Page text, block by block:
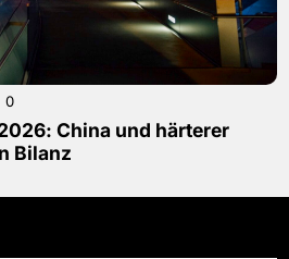
0
China und härterer
Bilanz